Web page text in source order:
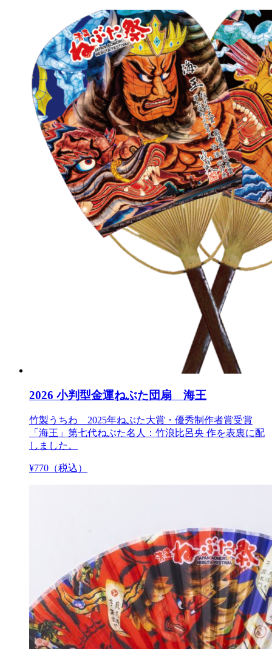
2026 小判型金運ねぶた団扇 海王
竹製うちわ 2025年ねぶた大賞・優秀制作者賞受賞
「海王」第七代ねぶた名人：竹浪比呂央 作を表裏に配
しました。
¥770 （税込）